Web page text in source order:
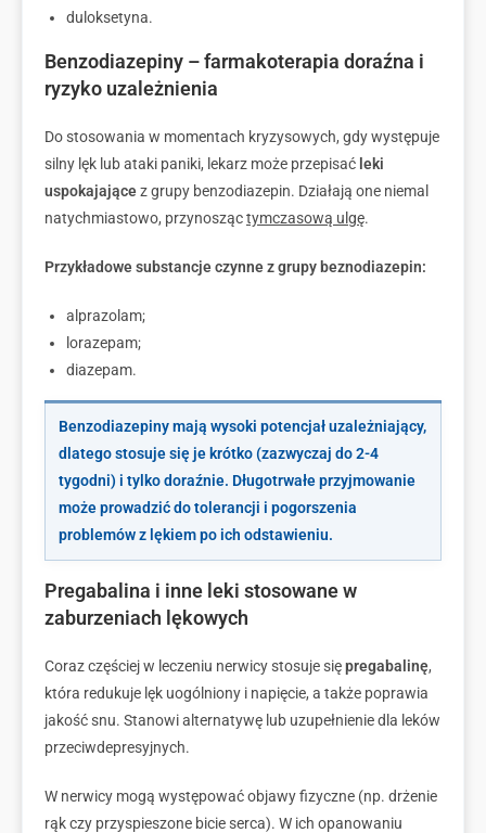
duloksetyna.
Benzodiazepiny – farmakoterapia doraźna i
ryzyko uzależnienia
Do stosowania w momentach kryzysowych, gdy występuje
silny lęk lub ataki paniki, lekarz może przepisać leki
uspokajającez grupy benzodiazepin. Działają one niemal
natychmiastowo, przynosząctymczasową ulgę.
Przykładowe substancje czynne z grupy beznodiazepin:
alprazolam;
lorazepam;
diazepam.
Benzodiazepiny mają wysoki potencjał uzależniający,
dlatego stosuje się je krótko (zazwyczaj do 2-4
tygodni) i tylko doraźnie. Długotrwałe przyjmowanie
może prowadzić do tolerancji i pogorszenia
problemów z lękiem po ich odstawieniu.
Pregabalina i inne leki stosowane w
zaburzeniach lękowych
Coraz częściej w leczeniu nerwicy stosuje siępregabalinę,
która redukuje lęk uogólniony i napięcie, a także poprawia
jakość snu. Stanowi alternatywę lub uzupełnienie dla leków
przeciwdepresyjnych.
W nerwicy mogą występować objawy fizyczne (np. drżenie
rąk czy przyspieszone bicie serca). W ich opanowaniu